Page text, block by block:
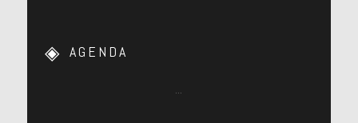
AGENDA